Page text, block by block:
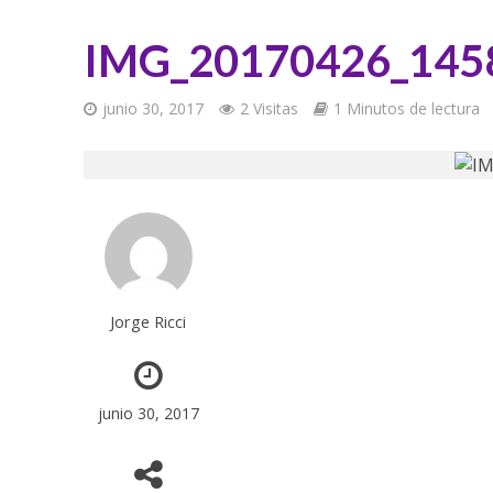
junio 30, 2017 2 Visitas 1 Minutos de lectura
Jorge Ricci
junio 30, 2017